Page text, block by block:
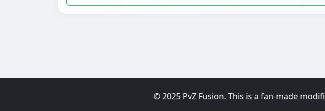
© 2025 PvZ Fusion. This is a fan-made